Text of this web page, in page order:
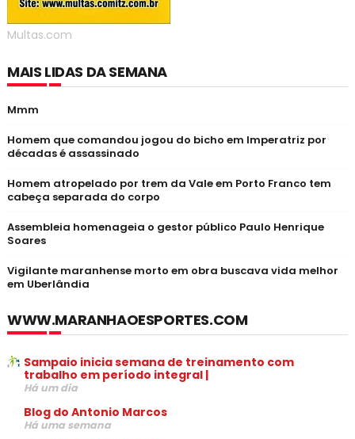
Multas.com
MAIS LIDAS DA SEMANA
Mmm
Homem que comandou jogou do bicho em Imperatriz por
décadas é assassinado
Homem atropelado por trem da Vale em Porto Franco tem
cabeça separada do corpo
Assembleia homenageia o gestor público Paulo Henrique
Soares
Vigilante maranhense morto em obra buscava vida melhor
em Uberlândia
WWW.MARANHAOESPORTES.COM
Sampaio inicia semana de treinamento com
trabalho em período integral |
Há um dia
Blog do Antonio Marcos
Há uma semana